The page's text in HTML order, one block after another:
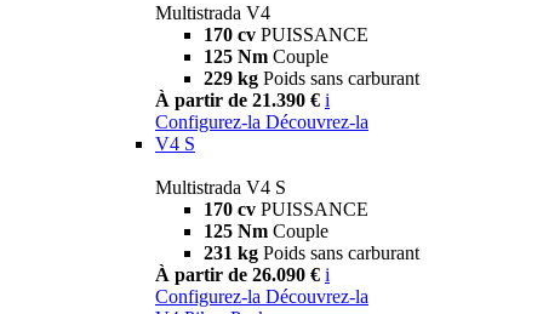
Multistrada V4
170 cv PUISSANCE
125 Nm Couple
229 kg Poids sans carburant
À partir de 21.390 € i
Configurez-la Découvrez-la
V4 S
Multistrada V4 S
170 cv PUISSANCE
125 Nm Couple
231 kg Poids sans carburant
À partir de 26.090 € i
Configurez-la Découvrez-la